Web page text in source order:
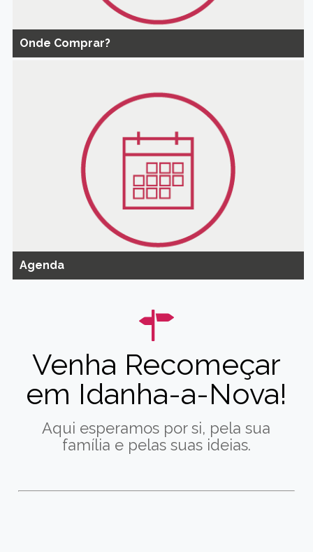
Onde Comprar?
Agenda
Venha Recomeçar
em Idanha-a-Nova!
Aqui esperamos por si, pela sua
família e pelas suas ideias.